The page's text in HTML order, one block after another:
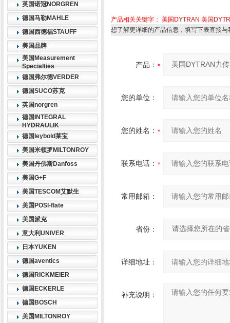
英国诺冠NORGREN
德国马勒MAHLE
德国西德福STAUFF
美国品牌
美国Measurement
Specialties
德国弗尔德VERDER
德国SUCO苏克
英国norgren
德国INTEGRAL
HYDRAULIK
德国leybold莱宝
美国米顿罗MILTONROY
美国丹佛斯Danfoss
美国G+F
美国TESCOM艾默生
美国POSI-flate
美国派克
意大利UNIVER
日本YUKEN
德国aventics
德国RICKMEIER
德国ECKERLE
德国BOSCH
美国MILTONROY
产品相关关键字： 美国DYTRAN 美国
想了解更详细的产品信息，填写下表直接与
产品：
您的单位：
您的姓名：
联系电话：
常用邮箱：
省份：
详细地址：
补充说明：